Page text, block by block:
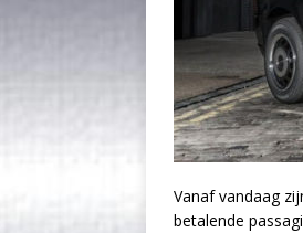
Vanaf vandaag
betalende